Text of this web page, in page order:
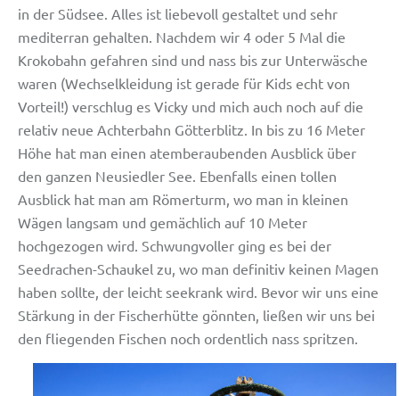
in der Südsee. Alles ist liebevoll gestaltet und sehr
mediterran gehalten. Nachdem wir 4 oder 5 Mal die
Krokobahn gefahren sind und nass bis zur Unterwäsche
waren (Wechselkleidung ist gerade für Kids echt von
Vorteil!) verschlug es Vicky und mich auch noch auf die
relativ neue Achterbahn Götterblitz. In bis zu 16 Meter
Höhe hat man einen atemberaubenden Ausblick über
den ganzen Neusiedler See. Ebenfalls einen tollen
Ausblick hat man am Römerturm, wo man in kleinen
Wägen langsam und gemächlich auf 10 Meter
hochgezogen wird. Schwungvoller ging es bei der
Seedrachen-Schaukel zu, wo man definitiv keinen Magen
haben sollte, der leicht seekrank wird. Bevor wir uns eine
Stärkung in der Fischerhütte gönnten, ließen wir uns bei
den fliegenden Fischen noch ordentlich nass spritzen.